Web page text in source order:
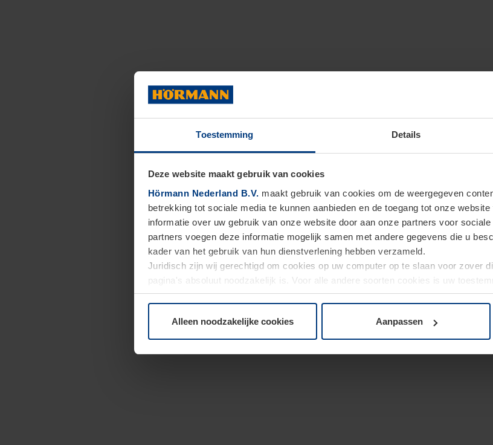
Toestemming Details
Deze website maakt gebruik van cookies
Hörmann Nederland B.V. maakt gebruik van cookies om de weergegeven
betrekking tot sociale media te kunnen aanbieden en de toegang tot onze
informatie over uw gebruik van onze website door aan onze partners voor
partners voegen deze informatie mogelijk samen met andere gegevens die u
kader van het gebruik van hun dienstverlening hebben verzameld.
Juridisch zijn wij gerechtigd om cookies op uw computer op te slaan voor zover
pagina's absoluut noodzakelijk is. Voor alle andere soorten cookies is uw
elk moment bij de uitleg van de cookies op paginaprivacyverklaringop onze
Alleen noodzakelijke cookies Aanpassen